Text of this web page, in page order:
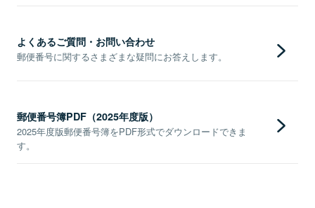
よくあるご質問・お問い合わせ
郵便番号に関するさまざまな疑問にお答えします。
郵便番号簿PDF（2025年度版）
2025年度版郵便番号簿をPDF形式でダウンロードできま
す。